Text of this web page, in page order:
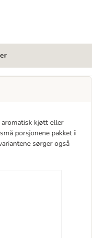
kjøtt eller
porsjonene pakket i
sørger også